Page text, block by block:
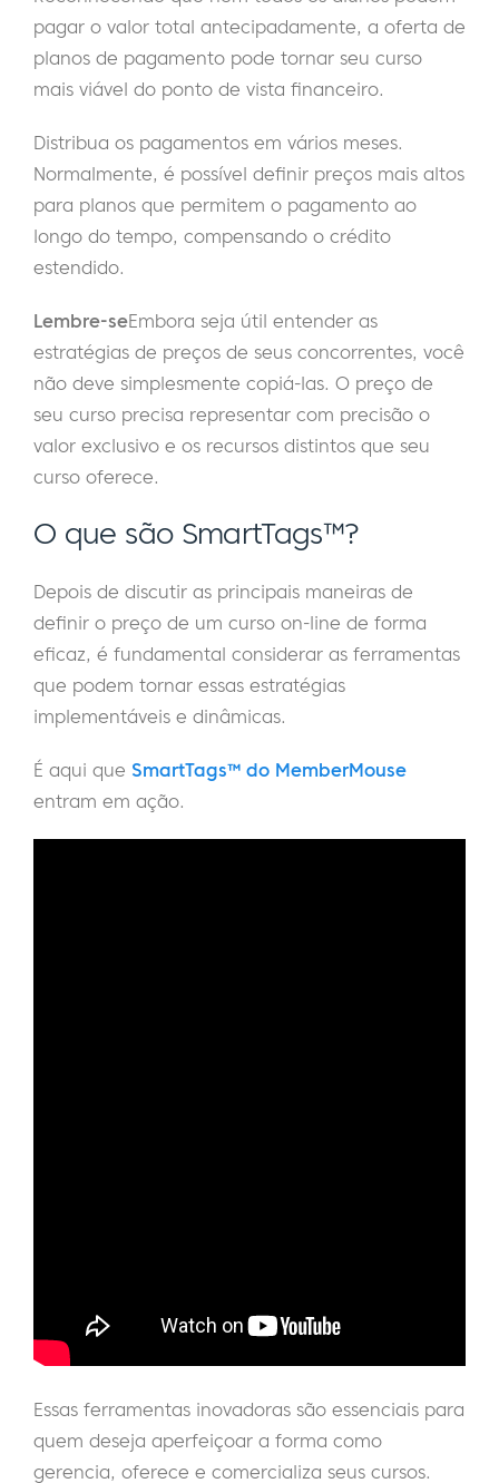
pagar o valor total antecipadamente, a oferta de
planos de pagamento pode tornar seu curso
mais viável do ponto de vista financeiro.
Distribua os pagamentos em vários meses.
Normalmente, é possível definir preços mais altos
para planos que permitem o pagamento ao
longo do tempo, compensando o crédito
estendido.
Lembre-seEmbora seja útil entender as
estratégias de preços de seus concorrentes, você
não deve simplesmente copiá-las. O preço de
seu curso precisa representar com precisão o
valor exclusivo e os recursos distintos que seu
curso oferece.
O que são SmartTags™?
Depois de discutir as principais maneiras de
definir o preço de um curso on-line de forma
eficaz, é fundamental considerar as ferramentas
que podem tornar essas estratégias
implementáveis e dinâmicas.
É aqui que SmartTags™ do MemberMouse
entram em ação.
Essas ferramentas inovadoras são essenciais para
quem deseja aperfeiçoar a forma como
gerencia, oferece e comercializa seus cursos.